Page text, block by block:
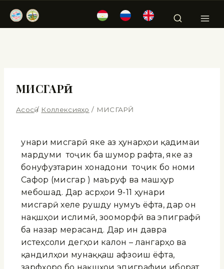
МИСГАРӢ
Асосӣ / Коллексияҳо / МИСГАРӢ
Ҳунари мисгарӣ яке аз ҳунарҳои қадимаи
мардуми тоҷик ба шумор рафта, яке аз
бонуфузтарин хонадони тоҷик бо номи
Сафор (мисгар ) маъруф ва машҳур
мебошад . Дар асрҳои 9-11 ҳунари
мисгарӣ хеле рушду нумуъ ёфта, дар он
нақшҳои ислимӣ, зооморфӣ ва эпиграфӣ
ба назар мерасанд. Дар ин давра
истеҳсоли дегҳои калон – лангарҳо ва
қандилҳои мунаққаш афзоиш ёфта,
зарфҳоро бо нақшҳои эпиграфии иборат